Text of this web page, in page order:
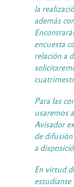
la
además
encuesta
relación a
Para las
usaremos
Avisador
de difusión
a
En virtud
estudiante